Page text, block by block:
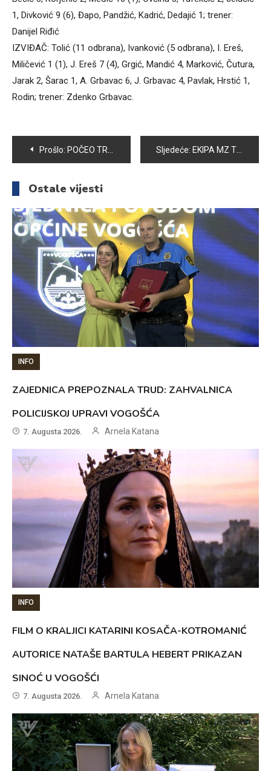
1, Divković 9 (6), Đapo, Pandžić, Kadrić, Dedajić 1; trener:
Danijel Riđić
IZVIĐAČ: Tolić (11 odbrana), Ivanković (5 odbrana), I. Ereš,
Miličević 1 (1), J. Ereš 7 (4), Grgić, Mandić 4, Marković, Čutura,
Jarak 2, Šarac 1, A. Grbavac 6, J. Grbavac 4, Pavlak, Hrstić 1,
Rodin; trener: Zdenko Grbavac.
Navigacija
članaka
Prošlo: POČEO TRADICIONALNI MALONOGOMETNI PRVOMAJSKI TURNIR U SEMIZOVCU Sljedeće: EKIPA MZ TIHOVIĆI SAJMIR POBJEDNIK TRADICIONALNOG PRVOMAJSKOG TURNIRA U MALOM FUDBALU „VOGOŠĆA SEMIZOVAC 2016“
Ostale vijesti
INFO
ZAJEDNICA PREPOZNALA TRUD: ZAHVALNICA
POLICIJSKOJ UPRAVI VOGOŠĆA
7. Augusta 2026. Arnela Katana
INFO
FILM O KRALJICI KATARINI KOSAČA-KOTROMANIĆ
AUTORICE NATAŠE BARTULA HEBERT PRIKAZAN
SINOĆ U VOGOŠĆI
7. Augusta 2026. Arnela Katana